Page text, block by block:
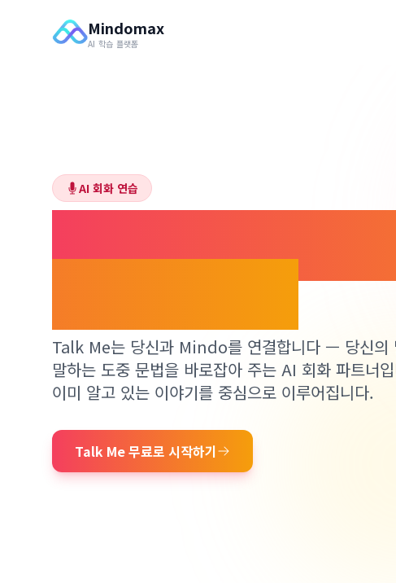
Mindomax
AI 학습 플랫폼
AI 회화 연습
말해요. 교정받아
Talk Me는 당신과 Mindo를 연결합니다 — 당신의
말하는 도중 문법을 바로잡아 주는 AI 회화 파트너
이미 알고 있는 이야기를 중심으로 이루어집니다.
Talk Me 무료로 시작하기